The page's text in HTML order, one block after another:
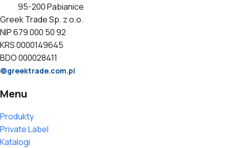
95-200 Pabianice
Greek Trade Sp. z o.o.
NIP 679 000 50 92
KRS 0000149645
BDO 000028411
greektrade.com.pl
Menu
Produkty
Private Label
Katalogi